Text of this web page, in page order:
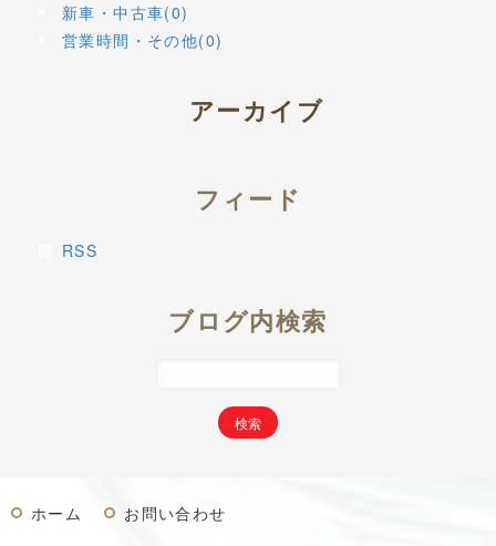
新車・中古車(0)
営業時間・その他(0)
アーカイブ
フィード
RSS
ブログ内検索
ホーム お問い合わせ